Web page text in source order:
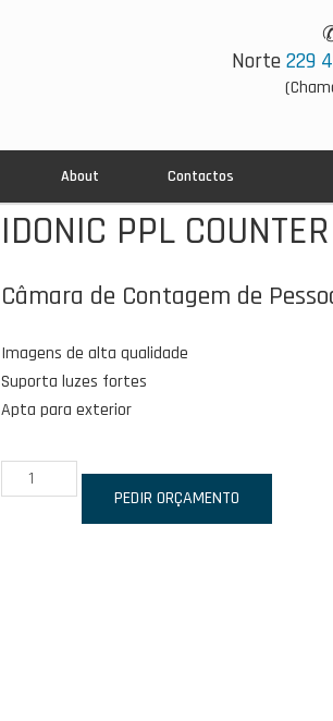
Norte229
About Contactos
IDONIC PPL
Câmara de Contagem de
Imagens de alta qualidade
Suporta luzes fortes
Apta para exterior
Quantidade
de
PEDIR ORÇAMENTO